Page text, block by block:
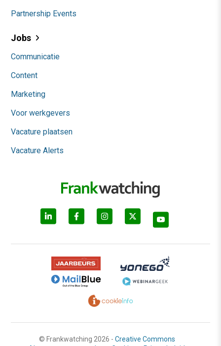
Partnership Events
Jobs
Communicatie
Content
Marketing
Voor werkgevers
Vacature plaatsen
Vacature Alerts
© Frankwatching 2026 - Creative Commons